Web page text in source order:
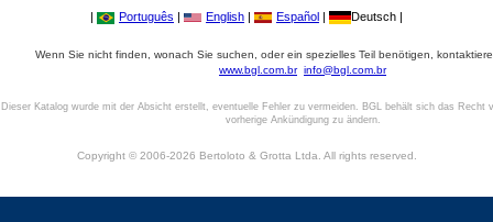
| Português | English | Español | Deutsch |
Wenn Sie nicht finden, wonach Sie suchen, oder ein spezielles Teil benötigen,
www.bgl.com.br info@bgl.com.br
Dieser Katalog wurde mit der Absicht erstellt, eventuelle Fehler zu vermeiden. BGL behält sich das Recht
vorherige Ankündigung zu ändern.
Copyright © 2006-2026 Bertoloto & Grotta Ltda. All rights reserved.